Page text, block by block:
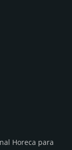
Horeca para